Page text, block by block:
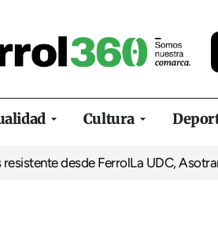
Cultura
desde FerrolLa UDC, Asotrame y